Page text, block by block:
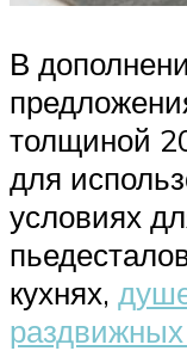
В
толщиной
для
условиях
кухнях,